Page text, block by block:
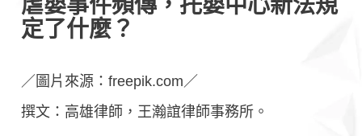
虐嬰事件頻傳，托嬰中心新法規
定了什麼？
／圖片來源：freepik.com／
撰文：高雄律師，王瀚誼律師事務所。